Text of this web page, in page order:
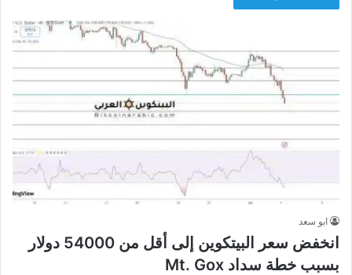
ابو سعد
انخفض سعر البيتكوين إلى أقل من 54000 دولار
بسبب خطة سداد Mt. Gox